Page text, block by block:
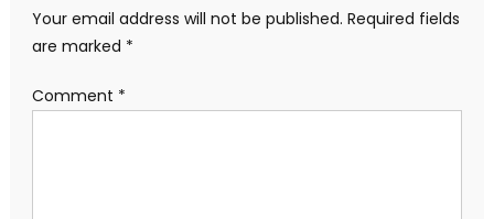
Your email address will not be published. Required fields
are marked *
Comment *